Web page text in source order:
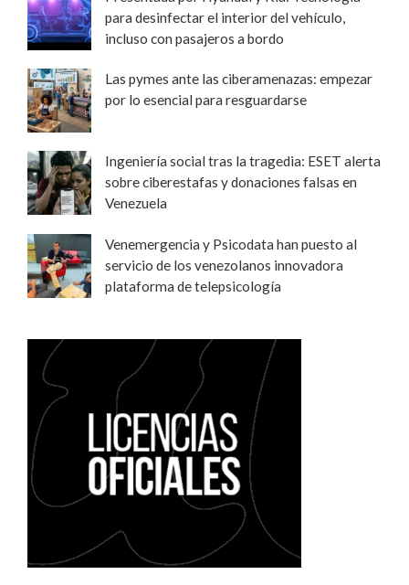
para desinfectar el interior del vehículo,
incluso con pasajeros a bordo
Las pymes ante las ciberamenazas: empezar
por lo esencial para resguardarse
Ingeniería social tras la tragedia: ESET alerta
sobre ciberestafas y donaciones falsas en
Venezuela
Venemergencia y Psicodata han puesto al
servicio de los venezolanos innovadora
plataforma de telepsicología